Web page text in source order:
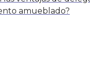
amueblado?